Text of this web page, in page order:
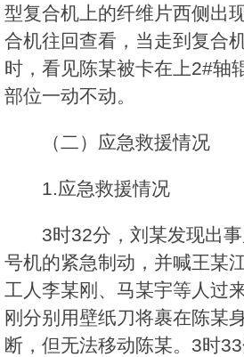
型复合机上的纤维片西侧出
合机往回查看，当走到复合
时，看见陈某被卡在上2#轴
部位一动不动。
（二）应急救援情况
1.应急救援情况
3时32分，刘某发现出
号机的紧急制动，并喊王某
工人李某刚、马某宇等人过
刚分别用壁纸刀将裹在陈某
断，但无法移动陈某。3时